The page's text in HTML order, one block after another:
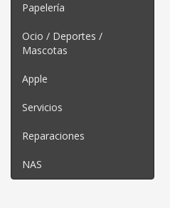
Papelería
Ocio / Deportes /
Mascotas
Apple
Servicios
Reparaciones
NAS